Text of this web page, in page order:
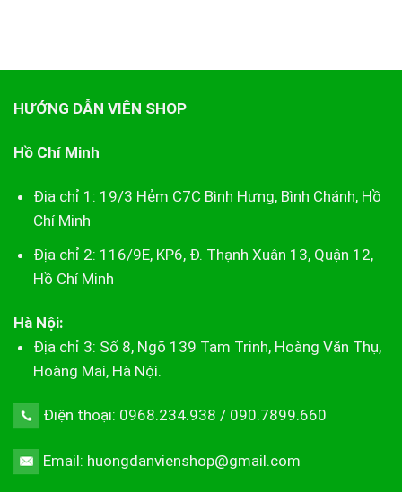
HƯỚNG DẪN VIÊN SHOP
Hồ Chí Minh
Địa chỉ 1: 19/3 Hẻm C7C Bình Hưng, Bình Chánh, Hồ
Chí Minh
Địa chỉ 2: 116/9E, KP6, Đ. Thạnh Xuân 13, Quận 12,
Hồ Chí Minh
Hà Nội:
Địa chỉ 3: Số 8, Ngõ 139 Tam Trinh, Hoàng Văn Thụ,
Hoàng Mai, Hà Nội.
Điện thoại: 0968.234.938 / 090.7899.660
Email: huongdanvienshop@gmail.com